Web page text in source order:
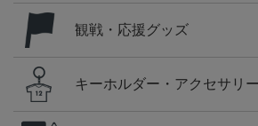
観戦・応援グッズ
キーホルダー・アクセサリー